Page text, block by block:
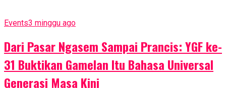
Events3 minggu ago
Dari Pasar Ngasem Sampai Prancis: YGF ke-
31 Buktikan Gamelan Itu Bahasa Universal
Generasi Masa Kini